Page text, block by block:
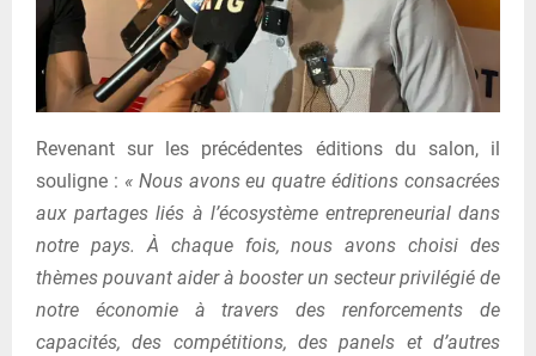
Revenant sur les précédentes éditions du salon, il
souligne : « Nous avons eu quatre éditions consacrées
aux partages liés à l’écosystème entrepreneurial dans
notre pays. À chaque fois, nous avons choisi des
thèmes pouvant aider à booster un secteur privilégié de
notre économie à travers des renforcements de
capacités, des compétitions, des panels et d’autres